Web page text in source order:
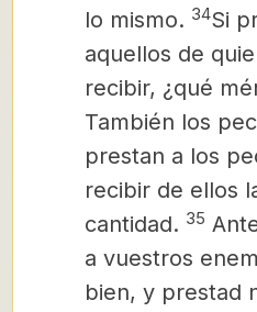
lo mismo. 34Si
aquellos de
recibir, ¿qué
También los
prestan a los
recibir de ellos
cantidad. 35
a vuestros
bien, y prestad